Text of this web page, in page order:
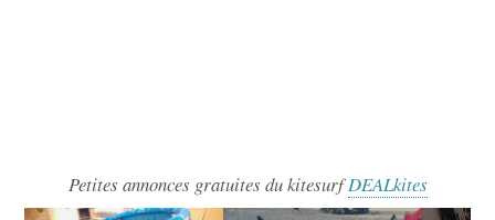
Petites annonces gratuites du kitesurfDEALkites